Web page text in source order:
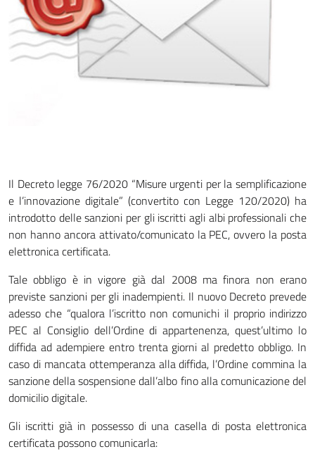
Il Decreto legge 76/2020 “Misure urgenti per la semplificazione
e l’innovazione digitale” (convertito con Legge 120/2020) ha
introdotto delle sanzioni per gli iscritti agli albi professionali che
non hanno ancora attivato/comunicato la PEC, ovvero la posta
elettronica certificata.
Tale obbligo è in vigore già dal 2008 ma finora non erano
previste sanzioni per gli inadempienti. Il nuovo Decreto prevede
adesso che “qualora l’iscritto non comunichi il proprio indirizzo
PEC al Consiglio dell’Ordine di appartenenza, quest’ultimo lo
diffida ad adempiere entro trenta giorni al predetto obbligo. In
caso di mancata ottemperanza alla diffida, l’Ordine commina la
sanzione della sospensione dall’albo fino alla comunicazione del
domicilio digitale.
Gli iscritti già in possesso di una casella di posta elettronica
certificata possono comunicarla: